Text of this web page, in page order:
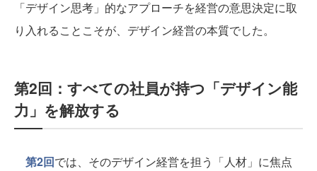
「デザイン思考」的なアプローチを経営の意思決定に取
り入れることこそが、デザイン経営の本質でした。
第2回：すべての社員が持つ「デザイン能
力」を解放する
第2回では、そのデザイン経営を担う「人材」に焦点